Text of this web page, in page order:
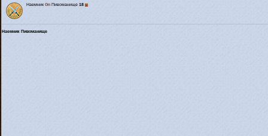
Наемник Gn Пивоманище 18
Наемник Пивоманище